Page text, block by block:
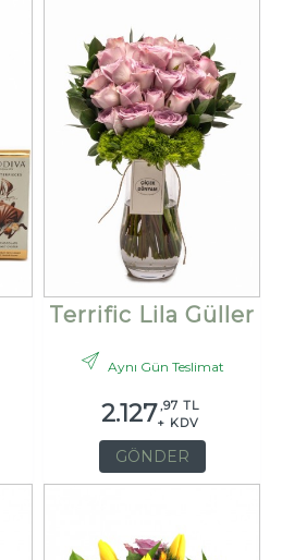
Terrific Lila Güller
Aynı Gün Teslimat
2.127 ,97 TL
+ KDV
GÖNDER